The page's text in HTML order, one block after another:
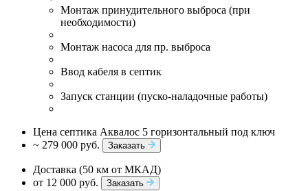
Монтаж принудительного выброса (при
необходимости)
Монтаж насоса для пр. выброса
Ввод кабеля в септик
Запуск станции (пуско-наладочные работы)
Цена септика Аквалос 5 горизонтальный под ключ
~ 279 000 руб.
Заказать
Доставка (50 км от МКАД)
от 12 000 руб.
Заказать